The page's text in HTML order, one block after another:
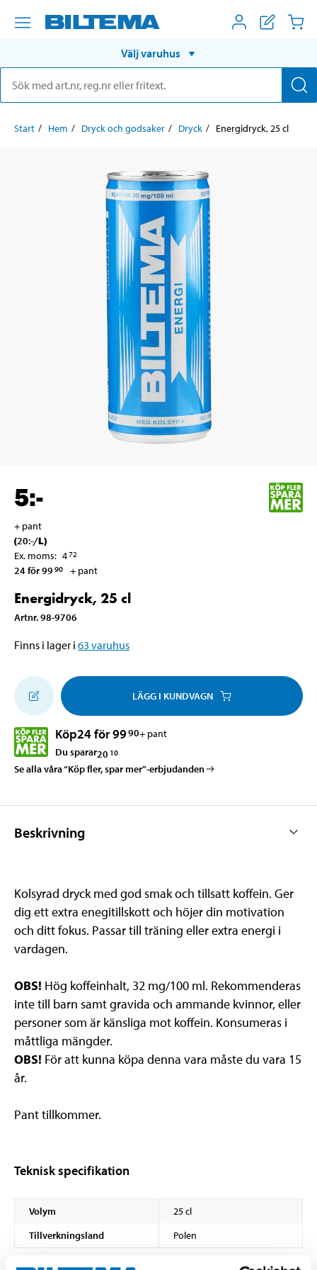
Välj varuhus
Start Hem Dryck och godsaker Dryck Energidryck, 25 cl
5:-
+ pant
(20:-/L)
Ex. moms: 472
24 för 99 90 + pant
Energidryck, 25 cl
Artnr.98-9706
Finns i lager i 63 varuhus
LÄGG I KUNDVAGN
Köp24 för 9990+ pant
Du sparar20 10
Se alla våra “Köp fler, spar mer”-erbjudanden
Beskrivning
Kolsyrad dryck med god smak och tillsatt koffein. Ger
dig ett extra enegitillskott och höjer din motivation
och ditt fokus. Passar till träning eller extra energi i
vardagen.
OBS! Hög koffeinhalt, 32 mg/100 ml. Rekommenderas
inte till barn samt gravida och ammande kvinnor, eller
personer som är känsliga mot koffein. Konsumeras i
måttliga mängder.
OBS! För att kunna köpa denna vara måste du vara 15
år.
Pant tillkommer.
Teknisk specifikation
Volym
25 cl
Tillverkningsland
Polen